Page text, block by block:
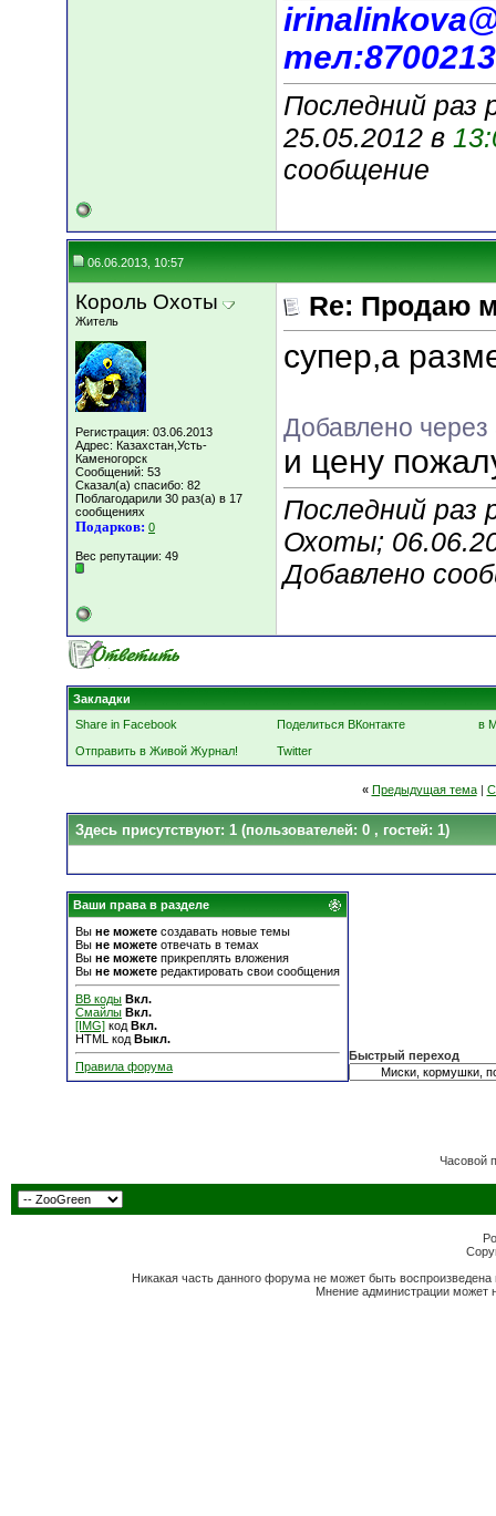
Последний раз
25.05.2012 в
сообщение
06.06.2013, 10:57
Король Охоты
Житель
Регистрация: 03.06.2013
Адрес: Казахстан,Усть-
Каменогорск
Сообщений: 53
Сказал(а) спасибо: 82
Поблагодарили 30 раз(а) в 17
сообщениях
Подарков: 0
Вес репутации: 49
Re: Продаю
супер,а
Добавлено через
и цену
Последний раз
Охоты;
Добавлено
Закладки
Share in Facebook
Поделиться ВКонтакте
в
Отправить в Живой Журнал!
Twitter
« Предыдущая тема|
Здесь присутствуют: 1 (пользователей: 0 , гостей: 1)
Ваши права в разделе
Вы не можете создавать новые темы
Вы не можете отвечать в темах
Вы не можете прикреплять вложения
Вы не можете редактировать свои сообщения
BB коды Вкл.
Смайлы Вкл.
[IMG] код Вкл.
HTML код Выкл.
Правила форума
Быстрый переход
Часовой
Никакая часть данного форума не может быть
Мнение администрации может